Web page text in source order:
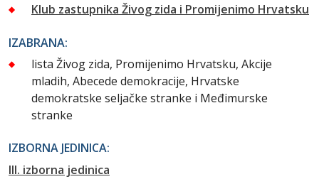
Klub zastupnika Živog zida i Promijenimo Hrvatsku
IZABRANA:
lista Živog zida, Promijenimo Hrvatsku, Akcije
mladih, Abecede demokracije, Hrvatske
demokratske seljačke stranke i Međimurske
stranke
IZBORNA JEDINICA:
III. izborna jedinica